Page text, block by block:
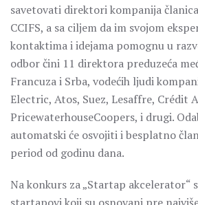
savetovati direktori kompanija
CCIFS, a sa ciljem da im svojom
kontaktima i idejama pomognu u
odbor čini 11 direktora preduzeća
Francuza i Srba, vodećih ljudi
Electric, Atos, Suez, Lesaffre, Crédit
PricewaterhouseCoopers, i drugi.
automatski će osvojiti i besplatno
period od godinu dana.
Na konkurs za „Startap akcelerator“